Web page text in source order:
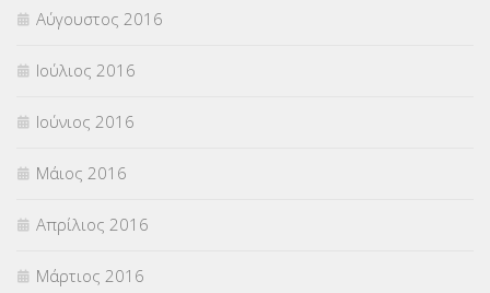
Αύγουστος 2016
Ιούλιος 2016
Ιούνιος 2016
Μάιος 2016
Απρίλιος 2016
Μάρτιος 2016